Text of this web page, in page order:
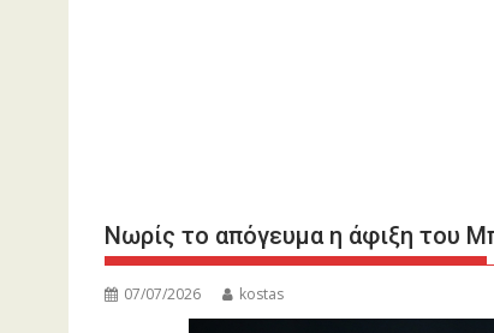
Νωρίς το απόγευμα η άφιξη του
07/07/2026 kostas